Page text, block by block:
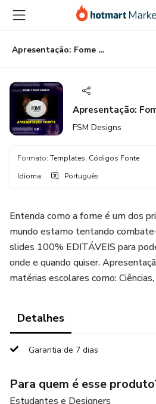
para
conteúdo
principal
para
pagamento
para
rodapé
Apresentação: Fome e suas Causas
Apresentação:
FSM Designs
Formato: Templates, Códigos Fonte
Idioma: Português
Entenda como a fome é um dos
mundo estamo tentando
slides 100% EDITÁVEIS para
onde e quando quiser.
matérias escolares como:
Detalhes
Garantia de 7 dias
Para quem é esse
Estudantes e Designers